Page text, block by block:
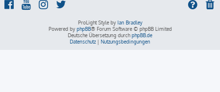
ProLight Style by Ian Bradley
Powered by phpBB® Forum Software © phpBB Limited
Deutsche Übersetzung durch phpBB.de
Datenschutz | Nutzungsbedingungen